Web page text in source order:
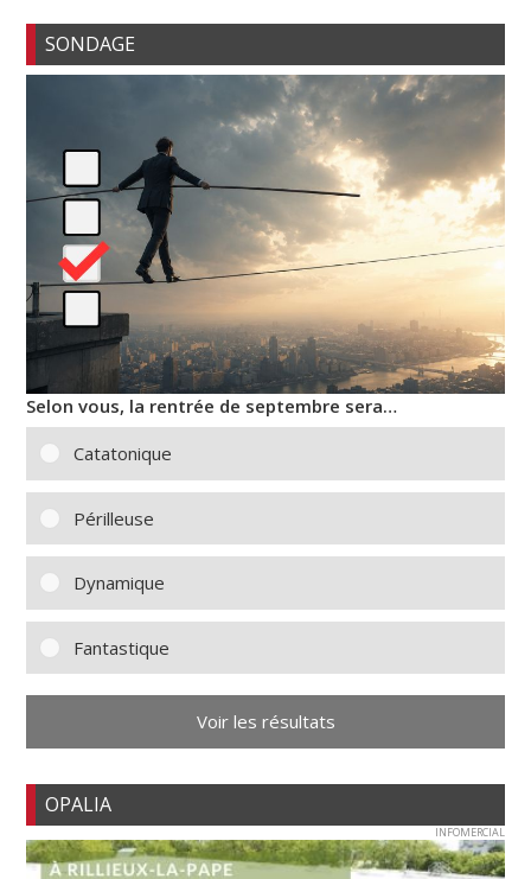
SONDAGE
Selon vous, la rentrée de septembre sera…
Catatonique
Périlleuse
Dynamique
Fantastique
Voir les résultats
OPALIA
INFOMERCIAL